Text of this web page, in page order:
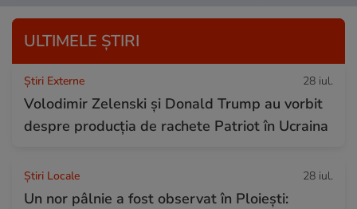
ULTIMELE ȘTIRI
Știri Externe 28 iul.
Volodimir Zelenski și Donald Trump au vorbit
despre producția de rachete Patriot în Ucraina
Știri Locale 28 iul.
Un nor pâlnie a fost observat în Ploiești: